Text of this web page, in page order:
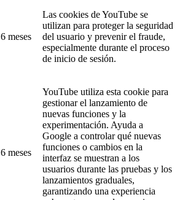
6 meses
Las cookies de YouTube se
utilizan para proteger la seguridad
del usuario y prevenir el fraude,
especialmente durante el proceso
de inicio de sesión.
6 meses
YouTube utiliza esta cookie para
gestionar el lanzamiento de
nuevas funciones y la
experimentación. Ayuda a
Google a controlar qué nuevas
funciones o cambios en la
interfaz se muestran a los
usuarios durante las pruebas y los
lanzamientos graduales,
garantizando una experiencia